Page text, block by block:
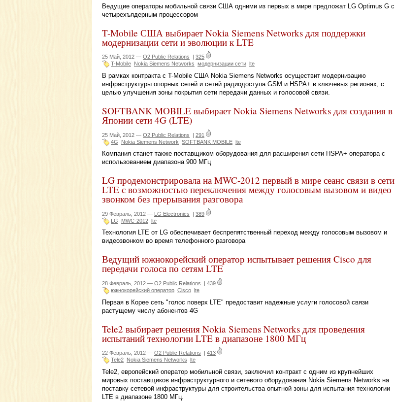
Ведущие операторы мобильной связи США одними из первых в мире предложат LG Optimus G с
четырехъядерным процессором
T-Mobile США выбирает Nokia Siemens Networks для поддержки
модернизации сети и эволюции к LTE
25 Май, 2012 — O2 Public Relations
325
T-Mobile Nokia Siemens Networks модернизации сети lte
В рамках контракта с T-Mobile США Nokia Siemens Networks осуществит модернизацию
инфраструктуры опорных сетей и сетей радиодоступа GSM и HSPA+ в ключевых регионах, с
целью улучшения зоны покрытия сети передачи данных и голосовой связи.
SOFTBANK MOBILE выбирает Nokia Siemens Networks для создания в
Японии сети 4G (LTE)
25 Май, 2012 — O2 Public Relations | 291
4G
Nokia Siemens Network SOFTBANK MOBILE lte
Компания станет также поставщиком оборудования для расширения сети HSPA+ оператора с
использованием диапазона 900 МГц
LG продемонстрировала на MWC-2012 первый в мире сеанс связи в сети
LTE с возможностью переключения между голосовым вызовом и видео
звонком без прерывания разговора
29 Февраль, 2012 — LG Electronics | 389
LG
MWC-2012 lte
Технология LTE от LG обеспечивает беспрепятственный переход между голосовым вызовом и
видеозвонком во время телефонного разговора
Ведущий южнокорейский оператор испытывает решения Cisco для
передачи голоса по сетям LTE
28 Февраль, 2012 — O2 Public Relations
439
южнокорейский оператор Cisco lte
Первая в Корее сеть "голос поверх LTE" предоставит надежные услуги голосовой связи
растущему числу абонентов 4G
Tele2 выбирает решения Nokia Siemens Networks для проведения
испытаний технологии LTE в диапазоне 1800 МГц
22 Февраль, 2012 — O2 Public Relations
413
Tele2 Nokia Siemens Networks lte
Tele2, европейский оператор мобильной связи, заключил контракт с одним из крупнейших
мировых поставщиков инфраструктурного и сетевого оборудования Nokia Siemens Networks на
поставку сетевой инфраструктуры для строительства опытной зоны для испытания технологии
LTE в диапазоне 1800 МГц.